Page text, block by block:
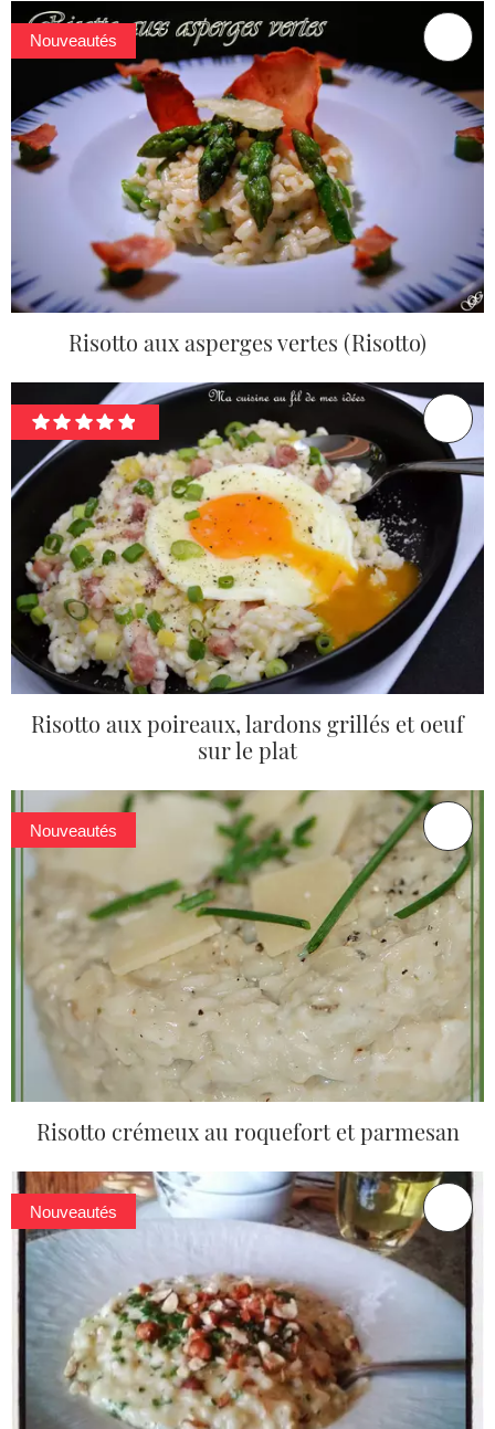
Nouveautés
Risotto aux asperges vertes (Risotto)
Risotto aux poireaux, lardons grillés et oeuf
sur le plat
Nouveautés
Risotto crémeux au roquefort et parmesan
Nouveautés